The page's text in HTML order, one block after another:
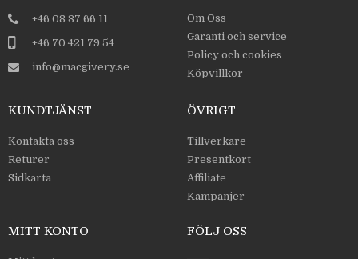
+46 08 37 66 11
+46 70 421 79 54
info@macgivery.se
Om Oss
Garanti och service
Policy och cookies
Köpvillkor
KUNDTJÄNST
Kontakta oss
Returer
Sidkarta
ÖVRIGT
Tillverkare
Presentkort
Affiliate
Kampanjer
MITT KONTO FÖLJ OSS